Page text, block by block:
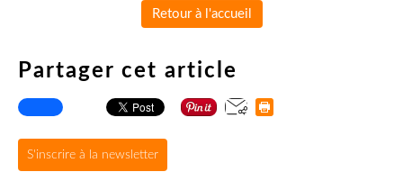
Retour à l'accueil
Partager cet article
S'inscrire à la newsletter